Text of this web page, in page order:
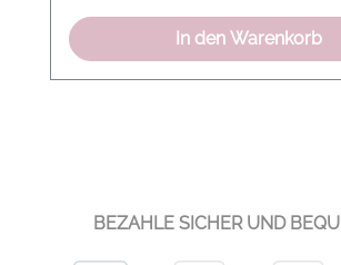
In den Warenkorb
BEZAHLE SICHER UND